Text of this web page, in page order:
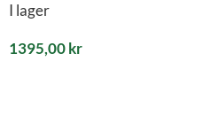
I lager
1395,00kr